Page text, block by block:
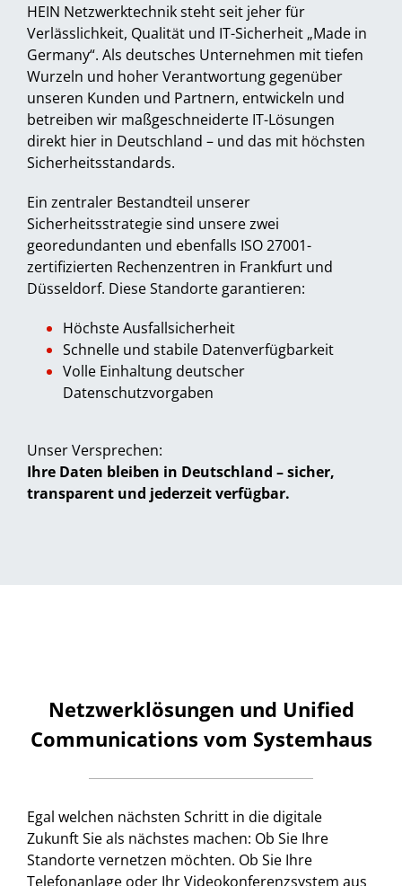
HEIN Netzwerktechnik steht seit jeher für
Verlässlichkeit, Qualität und IT-Sicherheit „Made in
Germany“. Als deutsches Unternehmen mit tiefen
Wurzeln und hoher Verantwortung gegenüber
unseren Kunden und Partnern, entwickeln und
betreiben wir maßgeschneiderte IT-Lösungen
direkt hier in Deutschland – und das mit höchsten
Sicherheitsstandards.
Ein zentraler Bestandteil unserer
Sicherheitsstrategie sind unsere zwei
georedundanten und ebenfalls ISO 27001-
zertifizierten Rechenzentren in Frankfurt und
Düsseldorf. Diese Standorte garantieren:
Höchste Ausfallsicherheit
Schnelle und stabile Datenverfügbarkeit
Volle Einhaltung deutscher
Datenschutzvorgaben
Unser Versprechen:
Ihre Daten bleiben in Deutschland – sicher,
transparent und jederzeit verfügbar.
Netzwerklösungen und Unified
Communications vom Systemhaus
Egal welchen nächsten Schritt in die digitale
Zukunft Sie als nächstes machen: Ob Sie Ihre
Standorte vernetzen möchten. Ob Sie Ihre
Telefonanlage oder Ihr Videokonferenzsystem aus